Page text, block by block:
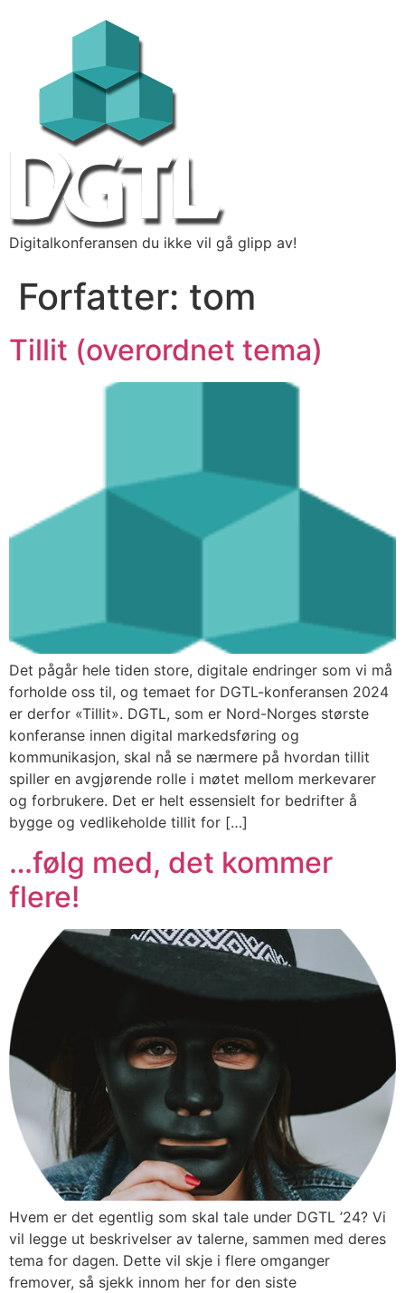
Digitalkonferansen du ikke vil gå glipp av!
Forfatter: tom
Tillit (overordnet tema)
Det pågår hele tiden store, digitale endringer som vi må
forholde oss til, og temaet for DGTL-konferansen 2024
er derfor «Tillit». DGTL, som er Nord-Norges største
konferanse innen digital markedsføring og
kommunikasjon, skal nå se nærmere på hvordan tillit
spiller en avgjørende rolle i møtet mellom merkevarer
og forbrukere. Det er helt essensielt for bedrifter å
bygge og vedlikeholde tillit for […]
…følg med, det kommer
flere!
Hvem er det egentlig som skal tale under DGTL ’24? Vi
vil legge ut beskrivelser av talerne, sammen med deres
tema for dagen. Dette vil skje i flere omganger
fremover, så sjekk innom her for den siste